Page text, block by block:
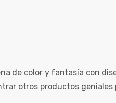
de color y fantasía con
otros productos